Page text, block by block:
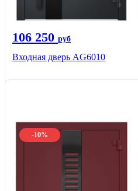
106 250 руб
Входная дверь AG6010
-10%